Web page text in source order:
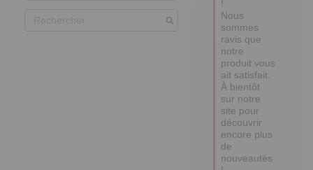
!
Nous
sommes
ravis que
notre
produit vous
ait satisfait.
À bientôt
sur notre
site pour
découvrir
encore plus
de
nouveautés